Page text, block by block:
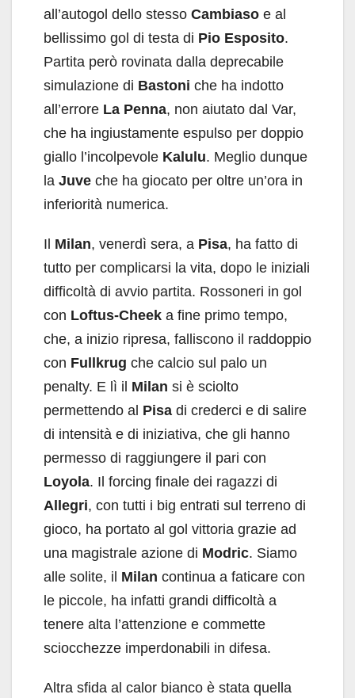
all’autogol dello stesso Cambiaso e al
bellissimo gol di testa di Pio Esposito.
Partita però rovinata dalla deprecabile
simulazione di Bastoni che ha indotto
all’errore La Penna, non aiutato dal Var,
che ha ingiustamente espulso per doppio
giallo l’incolpevole Kalulu. Meglio dunque
la Juve che ha giocato per oltre un’ora in
inferiorità numerica.
Il Milan, venerdì sera, a Pisa, ha fatto di
tutto per complicarsi la vita, dopo le iniziali
difficoltà di avvio partita. Rossoneri in gol
con Loftus-Cheek a fine primo tempo,
che, a inizio ripresa, falliscono il raddoppio
con Fullkrug che calcio sul palo un
penalty. E lì il Milan si è sciolto
permettendo al Pisa di crederci e di salire
di intensità e di iniziativa, che gli hanno
permesso di raggiungere il pari con
Loyola. Il forcing finale dei ragazzi di
Allegri, con tutti i big entrati sul terreno di
gioco, ha portato al gol vittoria grazie ad
una magistrale azione di Modric. Siamo
alle solite, il Milan continua a faticare con
le piccole, ha infatti grandi difficoltà a
tenere alta l’attenzione e commette
sciocchezze imperdonabili in difesa.
Altra sfida al calor bianco è stata quella